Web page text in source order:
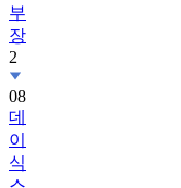
부
장
2
08
데
이
식